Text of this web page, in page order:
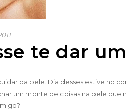
te dar
da pele. Dia desses estive no
um monte de coisas na pele que